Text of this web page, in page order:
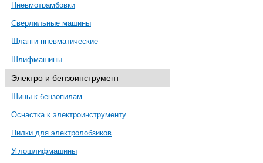
Пневмотрамбовки
Сверлильные машины
Шланги пневматические
Шлифмашины
Электро и бензоинструмент
Шины к бензопилам
Оснастка к электроинструменту
Пилки для электролобзиков
Углошлифмашины